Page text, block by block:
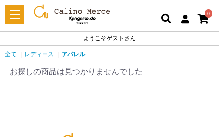
0
ようこそゲストさん
全て | レディース | アパレル
お探しの商品は見つかりませんでした